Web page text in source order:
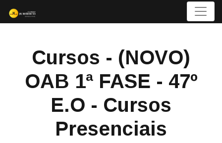
Menu
Cursos - (NOVO)
OAB 1ª FASE - 47º
E.O - Cursos
Presenciais